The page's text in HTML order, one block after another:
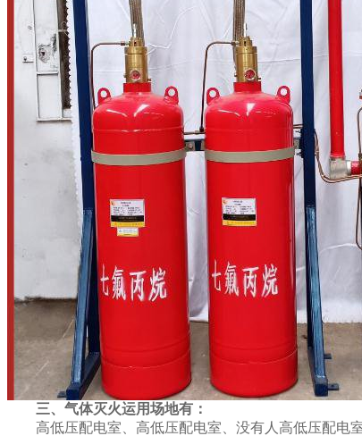
三、气体灭火运用场地有：
高低压配电室、高低压配电室、没有人高低压配电